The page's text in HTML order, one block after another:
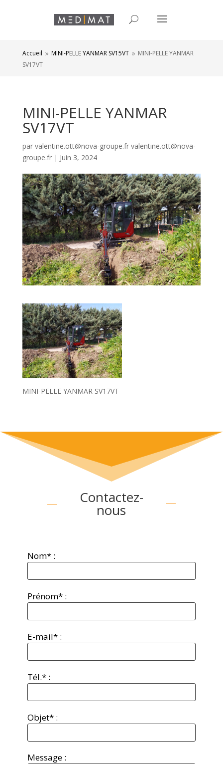
Accueil 9 MINI-PELLE YANMAR SV15VT 9 MINI-PELLE YANMAR
SV17VT
MINI-PELLE YANMAR
SV17VT
par valentine.ott@nova-groupe.fr valentine.ott@nova-
groupe.fr| Juin 3, 2024
MINI-PELLE YANMAR SV17VT
Contactez-
nous
Nom* :
Prénom* :
E-mail* :
Tél.* :
Objet* :
Message :